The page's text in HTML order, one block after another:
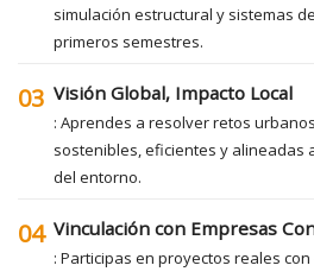
simulación estructural y sistemas
primeros semestres.
03 Visión Global, Impacto Local
: Aprendes a resolver retos
sostenibles, eficientes y alineadas
del entorno.
04 Vinculación con Empresas
: Participas en proyectos reales